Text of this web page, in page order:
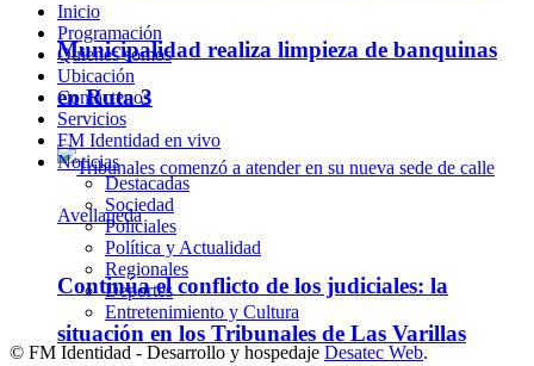
Municipalidad realiza limpieza de banquinas
en Ruta 3
Continúa el conflicto de los judiciales: la
situación en los Tribunales de Las Varillas
Inicio
Programación
Quienes somos
Ubicación
Contáctenos
Servicios
FM Identidad en vivo
Noticias
Destacadas
Sociedad
Policiales
Política y Actualidad
Regionales
Deportes
Entretenimiento y Cultura
© FM Identidad - Desarrollo y hospedaje Desatec Web.